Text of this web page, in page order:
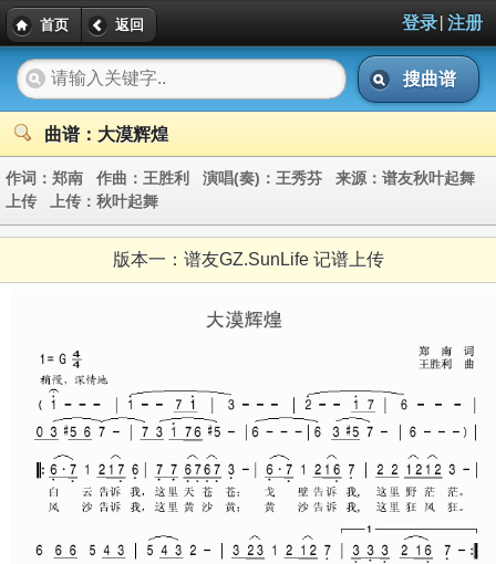
首页 返回 登录| 注册
搜曲谱
曲谱：大漠辉煌
作词： 郑南 作曲： 王胜利 演唱(奏)： 王秀芬 来源： 谱友秋叶起舞
上传 上传： 秋叶起舞
版本一： 谱友GZ.SunLife 记谱上传